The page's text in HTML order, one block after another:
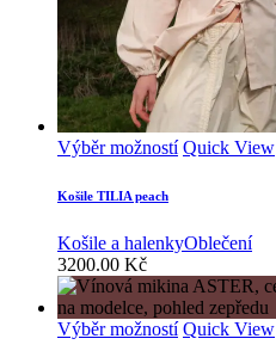
Výběr možností Tento
variant.
Možnosti
lze
vybrat
na
stránce
Quick View
Košile TILIA peach
Košile a halenkyOblečení
3200.00 Kč
Výběr možností Tento
Quick View